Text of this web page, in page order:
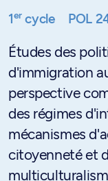
1ercycle POL
Études des
d'immigration
perspective
des régimes
mécanismes
citoyenneté et